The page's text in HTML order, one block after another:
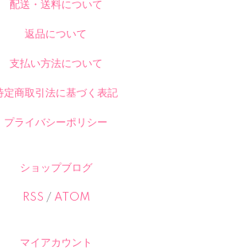
配送・送料について
返品について
支払い方法について
定商取引法に基づく表記
プライバシーポリシー
ショップブログ
RSS / ATOM
マイアカウント